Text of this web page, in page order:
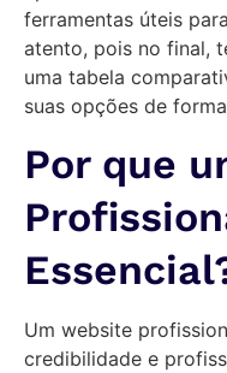
ferramentas úteis
atento, pois no final,
uma tabela
suas opções de
Por que
Um website
credibilidade e